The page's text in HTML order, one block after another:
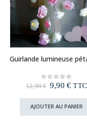
0out of 5
12,90€ Le
initial
était :
12,90 €.
9,90€Le
est :
9,90
TTC
AJOUTER AU PANIER